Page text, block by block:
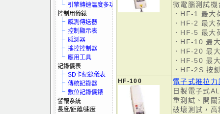
引擎轉速溫度多功電表
控制用儀錶
感測傳送器
控制顯示表
感測器
搖控控制器
應用工具
記錄儀表
SD卡紀錄儀表
傳統記錄器
數位記錄儀錶
警報系統
長度/距離/速度
微電腦測試
．HF-1 最
．HF-2 最
．HF-5 最
．HF-10 最
．HF-20 最
．HF-50 最
．HF-2S 按
HF-100
電子式推拉
日製電子式
重測試、開
破壞測試，